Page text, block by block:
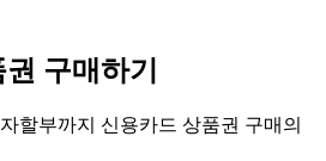
구매하기
할부까지 신용카드 상품권 구매의